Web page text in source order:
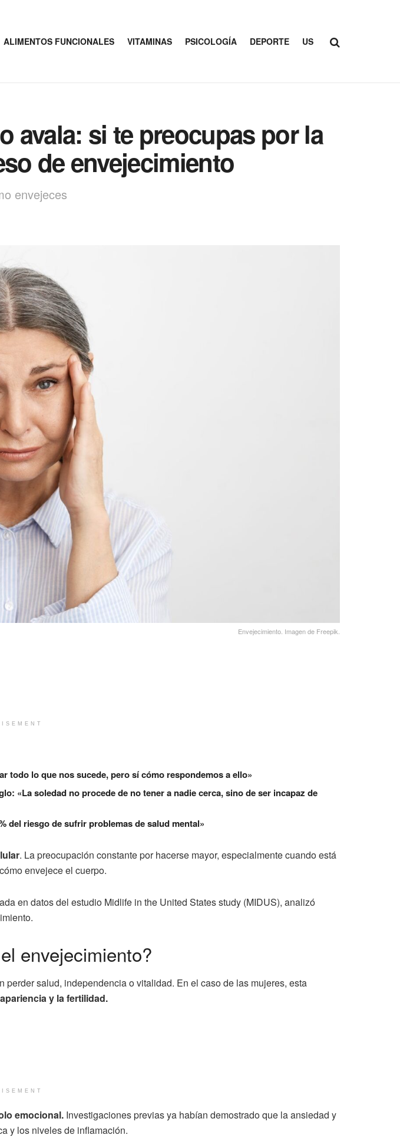
ALIMENTOS FUNCIONALES VITAMINAS PSICOLOGÍA DEPORTE US
avala: si te preocupas por la
de envejecimiento
envejeces
Envejecimiento. Imagen de Freepik.
todo lo que nos sucede, pero sí cómo respondemos a ello»
«La soledad no procede de no tener a nadie cerca, sino de ser incapaz de
del riesgo de sufrir problemas de salud mental»
. La preocupación constante por hacerse mayor, especialmente cuando está
envejece el cuerpo.
en datos del estudio Midlife in the United States study (MIDUS), analizó
envejecimiento?
salud, independencia o vitalidad. En el caso de las mujeres, esta
y la fertilidad.
emocional. Investigaciones previas ya habían demostrado que la ansiedad y
y los niveles de inflamación.